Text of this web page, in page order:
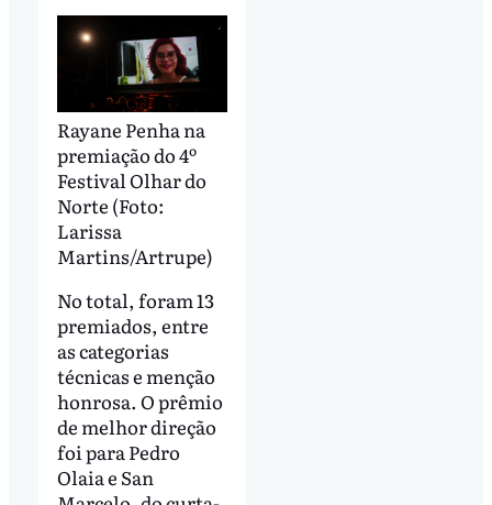
Rayane Penha na
premiação do 4º
Festival Olhar do
Norte (Foto:
Larissa
Martins/Artrupe)
No total, foram 13
premiados, entre
as categorias
técnicas e menção
honrosa. O prêmio
de melhor direção
foi para Pedro
Olaia e San